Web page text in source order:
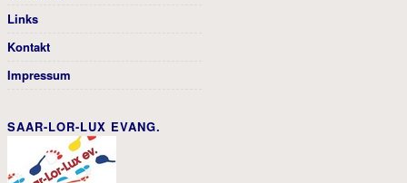
Links
Kontakt
Impressum
SAAR-LOR-LUX EVANG.